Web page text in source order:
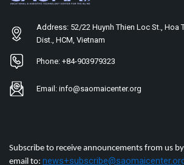
Address: 52/22 Huynh Thien Loc St., Hoa
Dist., HCM, Vietnam
Phone: +84-903979323
Email: info@saomaicenter.org
Subscribe to receive announcements from us
email to: